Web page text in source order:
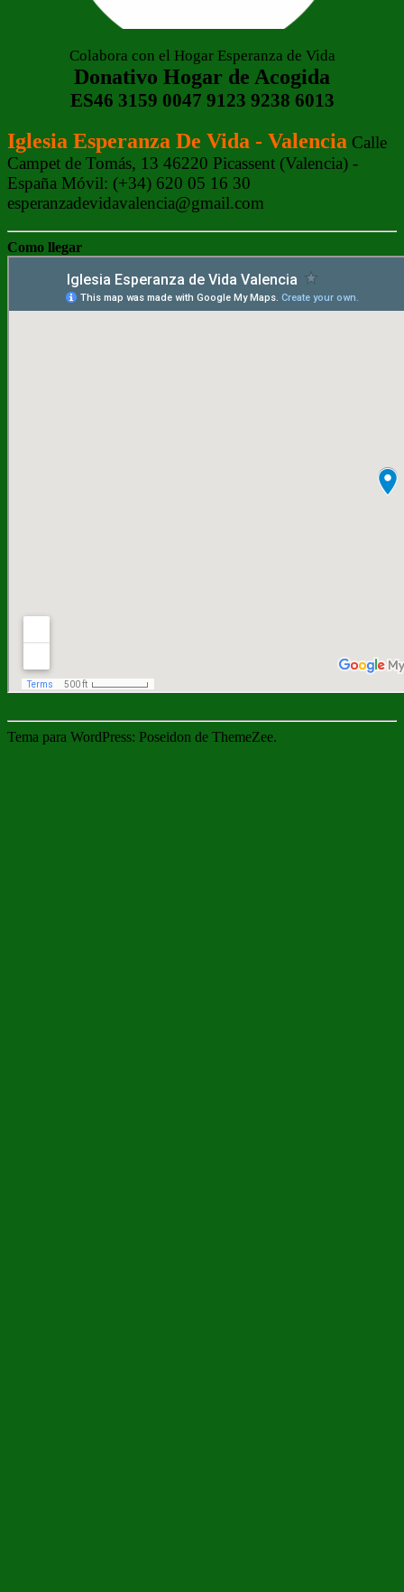
Colabora con el Hogar Esperanza de Vida
Donativo Hogar de Acogida
ES46 3159 0047 9123 9238 6013
Iglesia Esperanza De Vida - Valencia Calle
Campet de Tomás, 13 46220 Picassent (Valencia) -
España Móvil: (+34) 620 05 16 30
esperanzadevidavalencia@gmail.com
Como llegar
Tema para WordPress: Poseidon de ThemeZee.